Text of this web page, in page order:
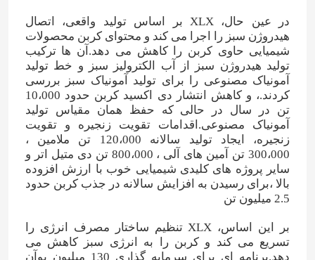
درباره ما
تور کارخانه
کنترل کیفیت
با ما تماس بگیرید
اخبار
در عین حال، XLX بر اساس تولید واقعی، اتصال
هیدروژن سبز را اجرا می کند و محتوای کربن محصولات
شیمیایی حاوی کربن را کاهش می دهد.آن ها ترکیب
تولید هیدروژن سبز از آب الکترولیز سبز و خط تولید
آمونیاک مصنوعی را برای تولید آمونیاک سبز بررسی
کردند.، و کاهش انتشار دی اکسید کربن حدود 10،000
تن در سال در حالی که حفظ همان مقیاس تولید
آمونیاک مصنوعی.اقدامات تقویت زنجیره و تقویت
زنجیره، ایجاد تولید سالانه 120،000 تن ملامین ،
300،000 تن آمین های آلی ، 800،000 تن دی متیل اتر و
سایر پروژه های کلیدی شیمیایی خوب با ارزش افزوده
بالا ،برای رسیدن به افزایش سالانه در جذب کربن حدود
2.5 ميليون تن
بر این اساس، XLX تنظیم ساختار مصرف انرژی را
تسریع می کند و کربن را به انرژی سبز کاهش می
دهد.برنامه ای برای سرمایه گذاری 130 میلیون یوآن